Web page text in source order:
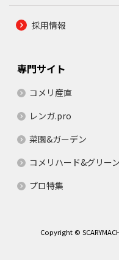
採用情報
専門サイト
コメリ産直
レンガ.pro
菜園&ガーデン
コメリハード&グリーン
プロ特集
Copyright ©